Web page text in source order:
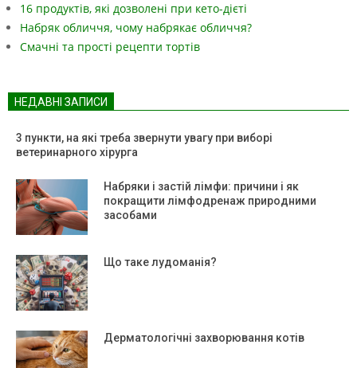
16 продуктів, які дозволені при кето-дієті
Набряк обличчя, чому набрякає обличчя?
Смачні та прості рецепти тортів
НЕДАВНІ ЗАПИСИ
3 пункти, на які треба звернути увагу при виборі
ветеринарного хірурга
Набряки і застій лімфи: причини і як
покращити лімфодренаж природними
засобами
Що таке лудоманія?
Дерматологічні захворювання котів